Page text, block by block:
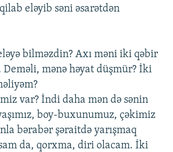
eləyib səni əsarətdən
bilməzdin? Axı məni iki qəbir
Deməli, mənə həyat düşmür? İki
var? İndi daha mən də sənin
boy-buxunumuz, çəkimiz
bərabər şəraitdə yarışmaq
da, qorxma, diri olacam. İki